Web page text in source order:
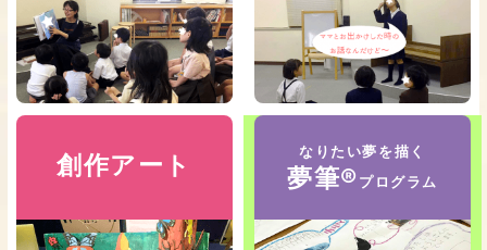
創作アート なりたい夢を描く
夢筆® プログラム